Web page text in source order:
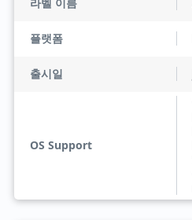
플랫폼
출시일
OS Support